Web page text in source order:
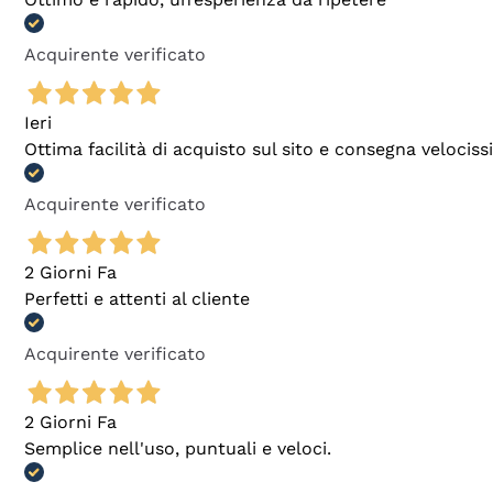
Acquirente verificato
Ieri
Ottima facilità di acquisto sul sito e consegna
Acquirente verificato
2 Giorni Fa
Perfetti e attenti al cliente
Acquirente verificato
2 Giorni Fa
Semplice nell'uso, puntuali e veloci.